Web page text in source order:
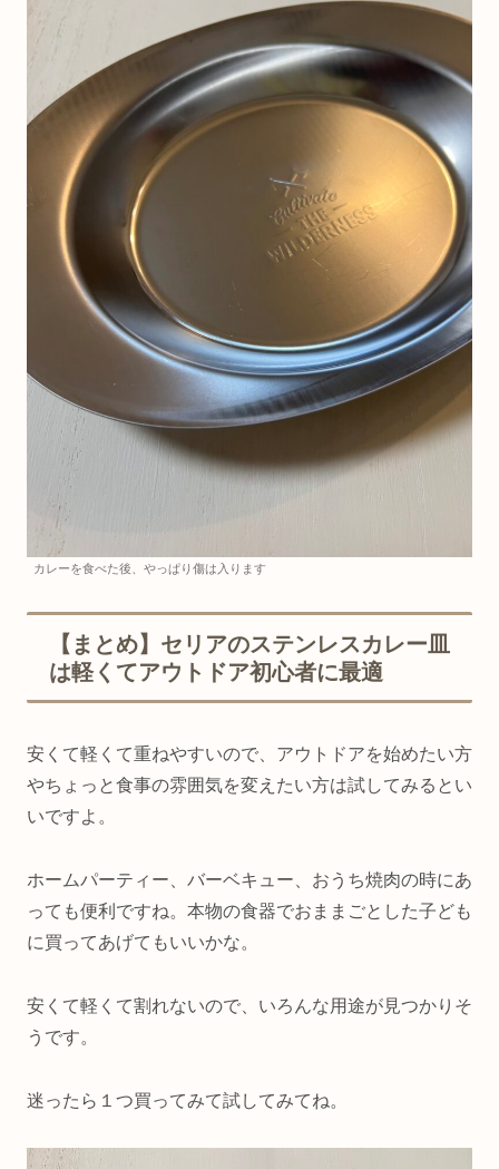
カレーを食べた後、やっぱり傷は入ります
【まとめ】セリアのステンレスカレー皿
は軽くてアウトドア初心者に最適
安くて軽くて重ねやすいので、アウトドアを始めたい方
やちょっと食事の雰囲気を変えたい方は試してみるとい
いですよ。
ホームパーティー、バーベキュー、おうち焼肉の時にあ
っても便利ですね。本物の食器でおままごとした子ども
に買ってあげてもいいかな。
安くて軽くて割れないので、いろんな用途が見つかりそ
うです。
迷ったら１つ買ってみて試してみてね。